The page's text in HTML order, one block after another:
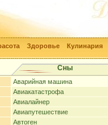
Здоровье Кулинария
Сны
Аварийная машина
Авиакатастрофа
Авиалайнер
Авиапутешествие
Автоген